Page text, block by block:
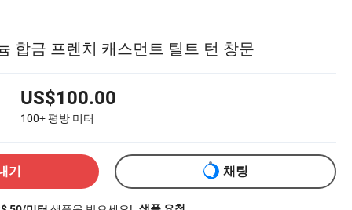
합금 프렌치 캐스먼트 틸트 턴 창문
US$100.00
100+평방 미터
기 채팅